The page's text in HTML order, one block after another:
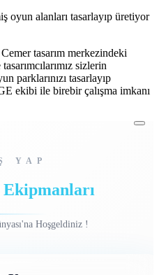
oyun alanları tasarlayıp üretiyor
tasarım merkezindeki
sizlerin
parklarınızı tasarlayıp
ekibi ile birebir çalışma imkanı
YAP
Hoşgeldiniz !